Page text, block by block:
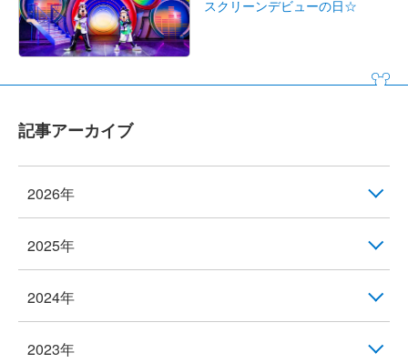
スクリーンデビューの日☆
記事アーカイブ
2026年
2025年
2024年
2023年